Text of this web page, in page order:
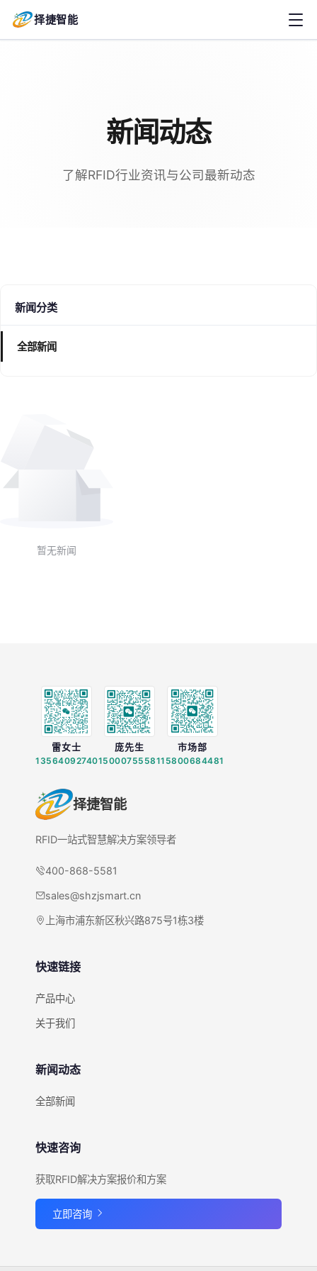
择捷智能
新闻动态
了解RFID行业资讯与公司最新动态
新闻分类
全部新闻
暂无新闻
雷女士
13564092740
庞先生
15000755581
市场部
15800684481
择捷智能
RFID一站式智慧解决方案领导者
400-868-5581
sales@shzjsmart.cn
上海市浦东新区秋兴路875号1栋3楼
快速链接
产品中心
关于我们
新闻动态
全部新闻
快速咨询
获取RFID解决方案报价和方案
立即咨询